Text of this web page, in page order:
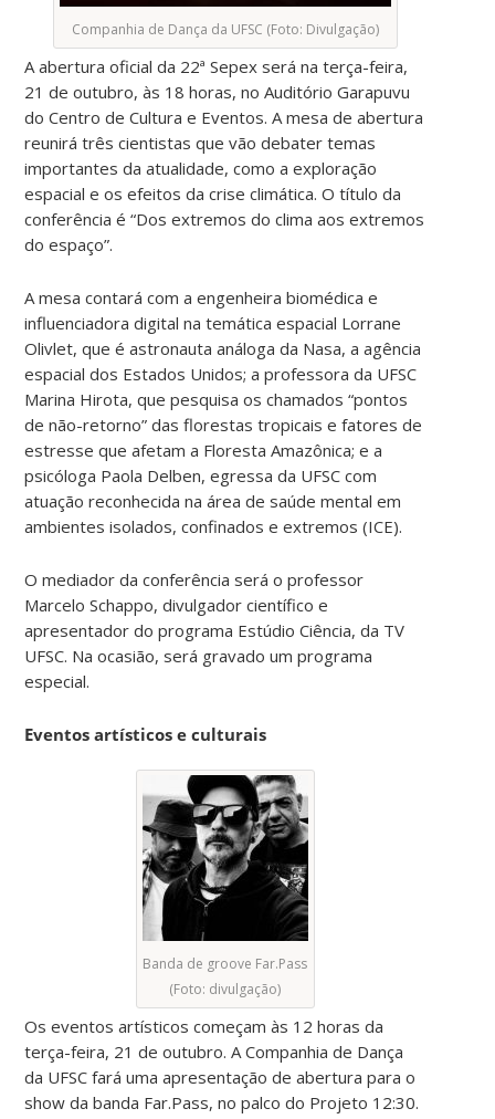
Companhia de Dança da UFSC (Foto: Divulgação)
A abertura oficial da 22ª Sepex será na terça-feira,
21 de outubro, às 18 horas, no Auditório Garapuvu
do Centro de Cultura e Eventos. A mesa de abertura
reunirá três cientistas que vão debater temas
importantes da atualidade, como a exploração
espacial e os efeitos da crise climática. O título da
conferência é “Dos extremos do clima aos extremos
do espaço”.
A mesa contará com a engenheira biomédica e
influenciadora digital na temática espacial Lorrane
Olivlet, que é astronauta análoga da Nasa, a agência
espacial dos Estados Unidos; a professora da UFSC
Marina Hirota, que pesquisa os chamados “pontos
de não-retorno” das florestas tropicais e fatores de
estresse que afetam a Floresta Amazônica; e a
psicóloga Paola Delben, egressa da UFSC com
atuação reconhecida na área de saúde mental em
ambientes isolados, confinados e extremos (ICE).
O mediador da conferência será o professor
Marcelo Schappo, divulgador científico e
apresentador do programa Estúdio Ciência, da TV
UFSC. Na ocasião, será gravado um programa
especial.
Eventos artísticos e culturais
Banda de groove Far.Pass
(Foto: divulgação)
Os eventos artísticos começam às 12 horas da
terça-feira, 21 de outubro. A Companhia de Dança
da UFSC fará uma apresentação de abertura para o
show da banda Far.Pass, no palco do Projeto 12:30.